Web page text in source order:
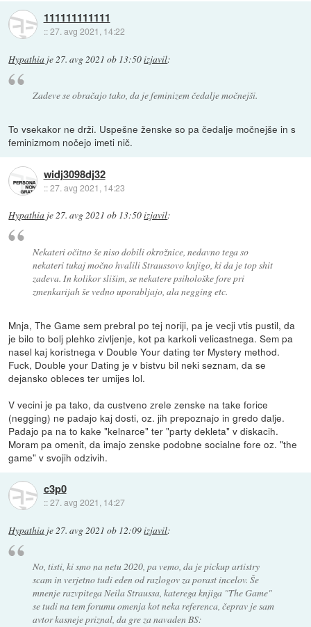
111111111111
::27. avg 2021, 14:22
Hypathia je27. avg 2021 ob 13:50izjavil:
Zadeve se obračajo tako, da je feminizem čedalje močnejši.
To vsekakor ne drži. Uspešne ženske so pa čedalje močnejše in s
feminizmom nočejo imeti nič.
widj3098dj32
::27. avg 2021, 14:23
Hypathia je27. avg 2021 ob 13:50izjavil:
Nekateri očitno še niso dobili okrožnice, nedavno tega so
nekateri tukaj močno hvalili Straussovo knjigo, ki da je top shit
zadeva. In kolikor slišim, se nekatere psihološke fore pri
zmenkarijah še vedno uporabljajo, ala negging etc.
Mnja, The Game sem prebral po tej noriji, pa je vecji vtis pustil, da
je bilo to bolj plehko zivljenje, kot pa karkoli velicastnega. Sem pa
nasel kaj koristnega v Double Your dating ter Mystery method.
Fuck, Double your Dating je v bistvu bil neki seznam, da se
dejansko obleces ter umijes lol.
V vecini je pa tako, da custveno zrele zenske na take forice
(negging) ne padajo kaj dosti, oz. jih prepoznajo in gredo dalje.
Padajo pa na to kake "kelnarce" ter "party dekleta" v diskacih.
Moram pa omenit, da imajo zenske podobne socialne fore oz. "the
game" v svojih odzivih.
c3p0
::27. avg 2021, 14:27
Hypathia je27. avg 2021 ob 12:09izjavil:
No, tisti, ki smo na netu 2020, pa vemo, da je pickup artistry
scam in verjetno tudi eden od razlogov za porast incelov. Še
mnenje razvpitega Neila Straussa, katerega knjiga "The Game"
se tudi na tem forumu omenja kot neka referenca, čeprav je sam
avtor kasneje priznal, da gre za navaden BS: